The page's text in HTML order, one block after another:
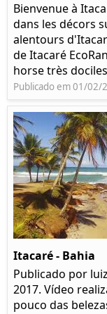
Bienvenue à
dans les décors
alentours
de Itacaré
horse très
Publicado em 01/02/
Itacaré - Bahia
Publicado por
2017. Vídeo
pouco das